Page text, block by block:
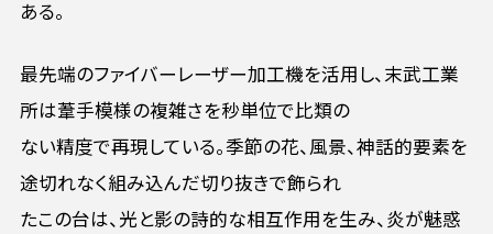
ある。
最先端のファイバーレーザー加工機を活用し、末武工業
所は葦手模様の複雑さを秒単位で比類の
ない精度で再現している。季節の花、風景、神話的要素を
途切れなく組み込んだ切り抜きで飾られ
たこの台は、光と影の詩的な相互作用を生み、炎が魅惑